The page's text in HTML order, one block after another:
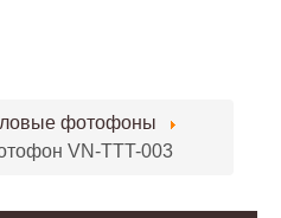
фотофоны
VN-TTT-003